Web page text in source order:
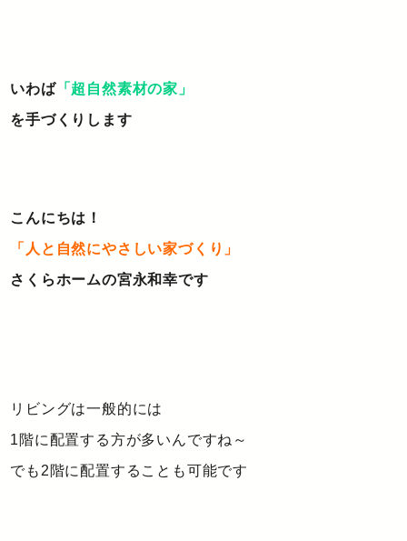
いわば「超自然素材の家」
を手づくりします
こんにちは！
「人と自然にやさしい家づくり」
さくらホームの宮永和幸です
リビングは一般的には
1階に配置する方が多いんですね～
でも2階に配置することも可能です